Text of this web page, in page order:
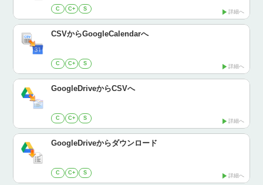
C C+ S 詳細へ
CSVからGoogleCalendarへ
C C+ S 詳細へ
GoogleDriveからCSVへ
C C+ S 詳細へ
GoogleDriveからダウンロード
C C+ S 詳細へ